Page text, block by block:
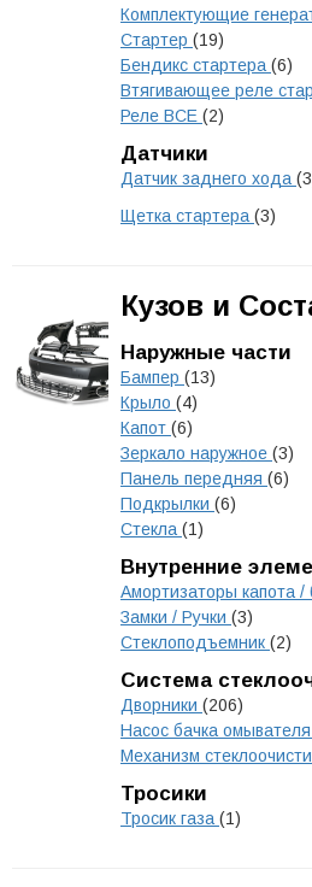
Комплектующие
Стартер (19)
Бендикс стартера (6)
Втягивающее реле
Реле ВСЕ (2)
Датчики
Датчик заднего хода
Щетка стартера (3)
Кузов и
Наружные части
Бампер (13)
Крыло (4)
Капот (6)
Зеркало наружное (3)
Панель передняя (6)
Подкрылки (6)
Стекла (1)
Внутренние
Амортизаторы капота /
Замки / Ручки (3)
Стеклоподъемник (2)
Система
Дворники (206)
Насос бачка омывателя
Механизм
Тросики
Тросик газа (1)